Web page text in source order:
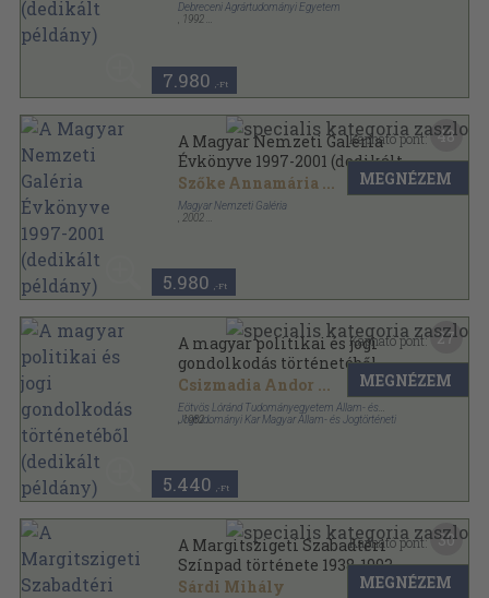
Debreceni Agrártudományi Egyetem
1992
7.980 ,-Ft
A Magyar Nemzeti Galéria
Évkönyve 1997-2001 (dedikált
példány)
Szőke Annamária ...
Magyar Nemzeti Galéria
2002
5.980 ,-Ft
Kapható pont: 48
MEGNÉZEM
A magyar politikai és jogi
gondolkodás történetéből
(dedikált példány)
Csizmadia Andor ...
Eötvös Lóránd Tudományegyetem Állam- és
Jogtudományi Kar Magyar Állam- és Jogtörténeti
,1982
5.440 ,-Ft
Kapható pont: 27
MEGNÉZEM
A Margitszigeti Szabadtéri
Színpad története 1938-1993
(számozott, aláírt példány)
Sárdi Mihály
Kapható pont: 30
MEGNÉZEM